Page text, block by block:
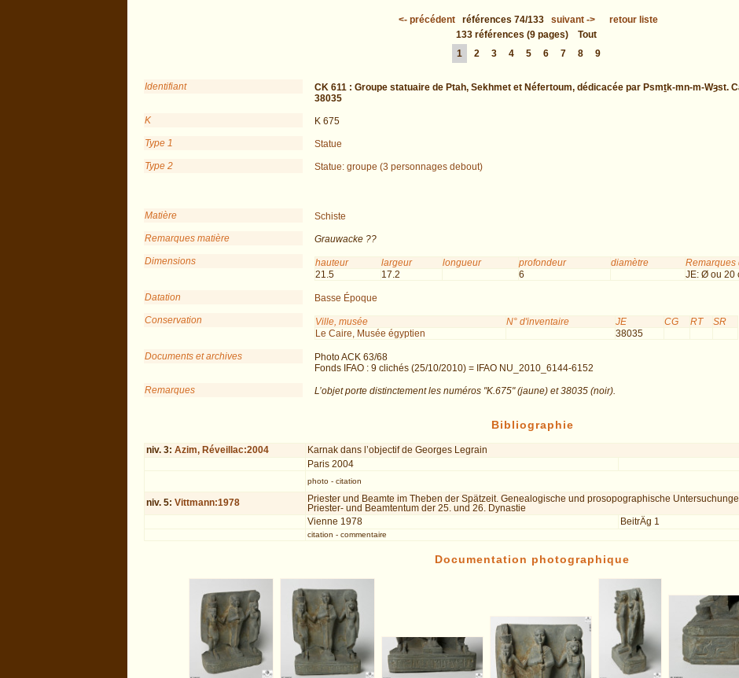
<- précédent références 74/133 suivant ->
retour liste
133 références (9 pages)
Tout
1
2 3 4 5 6 7 8 9
Identifiant CK 611 : Groupe statuaire de Ptah, Sekhmet et Néfertoum, dédicacée par Psmṯk-mn-m-Wȝst.
38035
K
K 675
Type 1
Statue
Type 2
Statue: groupe (3 personnages debout)
Matière
Schiste
Remarques matière
Grauwacke ??
Dimensions
hauteur largeur longueur profondeur diamètre
Remarques
21.5
17.2 6 JE: Ø ou 20
Datation
Basse Époque
Conservation
Ville, musée N° d'inventaire JE CG RT
SR
Le Caire, Musée égyptien
38035
Documents et archives
Photo ACK 63/68
Fonds IFAO : 9 clichés (25/10/2010) = IFAO NU_2010_6144-6152
Remarques
L’objet porte distinctement les numéros "K.675" (jaune) et 38035 (noir).
Bibliographie
niv. 3:Azim, Réveillac:2004
Karnak dans l’objectif de Georges Legrain
Paris 2004
photo- citation
niv. 5:Vittmann:1978
Priester und Beamte im Theben der Spätzeit. Genealogische und prosopographische
Priester- und Beamtentum der 25. und 26. Dynastie
Vienne 1978
BeitrÄg 1
citation - commentaire
Documentation photographique